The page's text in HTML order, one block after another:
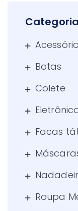
Botas
Colete
Facas
Roupa